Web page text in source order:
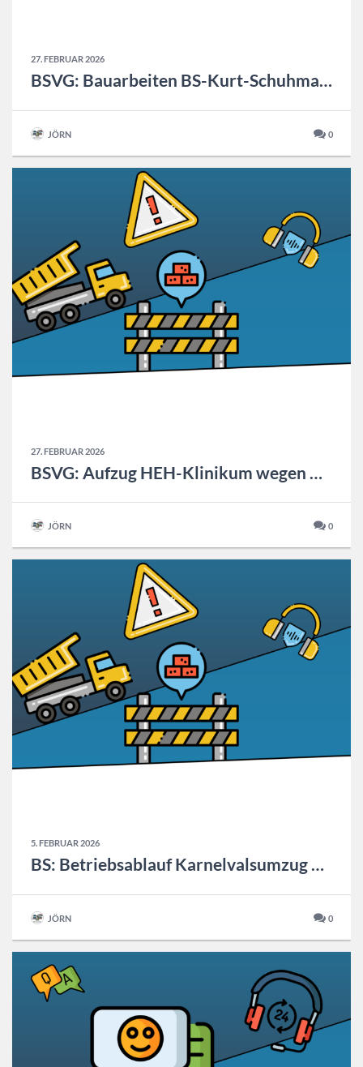
27. FEBRUAR 2026
BSVG: Bauarbeiten BS-Kurt-Schuhmacher-Platz
JÖRN 0
27. FEBRUAR 2026
BSVG: Aufzug HEH-Klinikum wegen Wartung Außer Betrieb
JÖRN 0
5. FEBRUAR 2026
BS: Betriebsablauf Karnelvalsumzug 2026
JÖRN 0